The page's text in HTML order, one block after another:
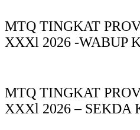
MTQ TINGKAT
XXXl 2026 -WABUP
MTQ TINGKAT
XXXl 2026 – SEKDA